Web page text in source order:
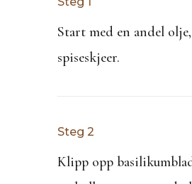
Start med en andel
spiseskjeer.
Steg 2
Klipp opp